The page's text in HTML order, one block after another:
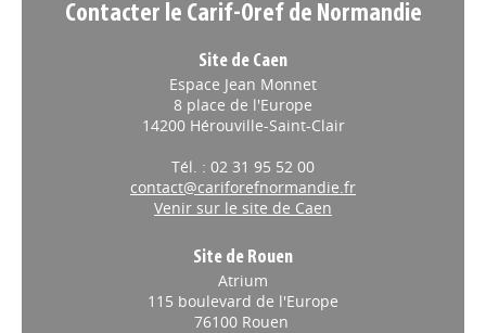
Contacter le Carif-Oref de Normandie
Site de Caen
Espace Jean Monnet
8 place de l'Europe
14200 Hérouville-Saint-Clair
Tél. : 02 31 95 52 00
contact@cariforefnormandie.fr
Venir sur le site de Caen
Site de Rouen
Atrium
115 boulevard de l'Europe
76100 Rouen